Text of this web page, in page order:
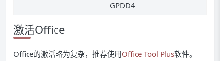
GPDD4
激活Office
Office的激活略为复杂，推荐使用Office Tool Plus软件。